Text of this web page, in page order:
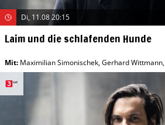
Di, 11.08 20:15
Laim und die schlafenden Hunde
Mit: Maximilian Simonischek,Gerhard Wittmann,